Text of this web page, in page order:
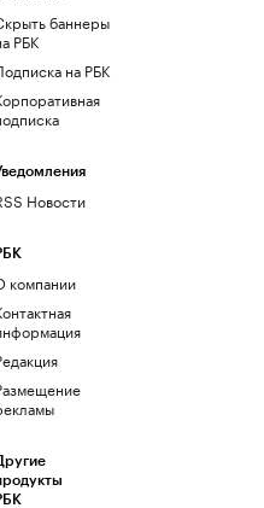
баннеры
РБК
на РБК
Новости
компании